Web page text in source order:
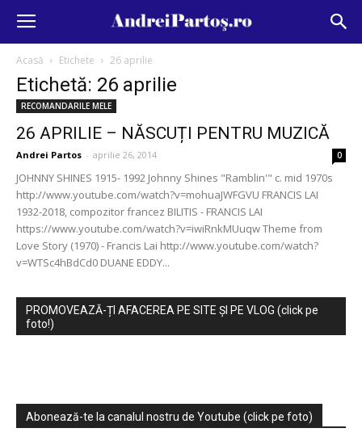
Acasă Etichete 26 aprilie
Etichetă: 26 aprilie
RECOMANDARILE MELE
26 APRILIE – NĂSCUȚI PENTRU MUZICĂ
Andrei Partos - aprilie 26, 2014 0
JOHNNY SHINES 1915- 1992 Johnny Shines "Ramblin'" c. mid 1970s
http://www.youtube.com/watch?v=mohuaJWFGVU FRANCIS LAI
1932-2018, compozitor francez BILITIS - FRANCIS LAI
https://www.youtube.com/watch?v=iwiRnkMUuqw Theme from
Love Story (1970) - Francis Lai http://www.youtube.com/watch?
v=WTSc4hBdCd0 DUANE EDDY...
PROMOVEAZĂ-ȚI AFACEREA PE SITE ȘI PE VLOG (click pe
foto!)
Abonează-te la canalul nostru de Youtube (click pe foto)